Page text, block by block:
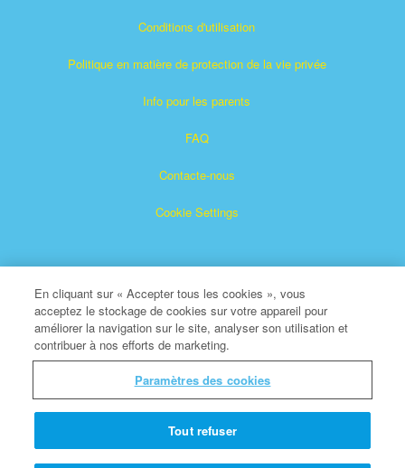
Conditions d'utilisation
Politique en matière de protection de la vie privée
Info pour les parents
FAQ
Contacte-nous
Cookie Settings
Superbook est une marque déposée de The Christian
Tous droits réservés.
À propos de CBN
En cliquant sur « Accepter tous les cookies », vous
acceptez le stockage de cookies sur votre appareil pour
améliorer la navigation sur le site, analyser son utilisation et
contribuer à nos efforts de marketing.
Paramètres des cookies
Tout refuser